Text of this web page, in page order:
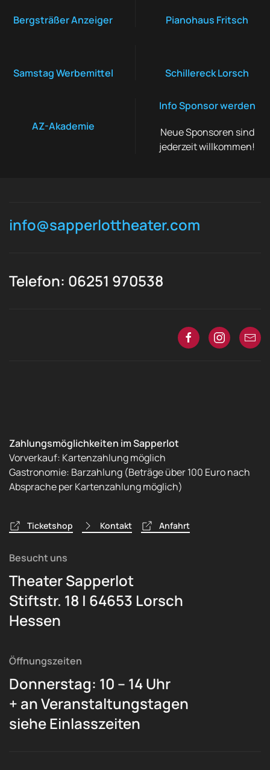
Bergsträßer Anzeiger Pianohaus Fritsch
Samstag Werbemittel Schillereck Lorsch
AZ-Akademie
Info Sponsor werden
Neue Sponsoren sind
jederzeit willkommen!
info@sapperlottheater.com
Telefon: 06251 970538
Zahlungsmöglichkeiten im Sapperlot
Vorverkauf: Kartenzahlung möglich
Gastronomie: Barzahlung (Beträge über 100 Euro nach
Absprache per Kartenzahlung möglich)
Ticketshop Kontakt Anfahrt
Besucht uns
Theater Sapperlot
Stiftstr. 18 | 64653 Lorsch
Hessen
Öffnungszeiten
Donnerstag: 10 – 14 Uhr
+ an Veranstaltungstagen
siehe Einlasszeiten